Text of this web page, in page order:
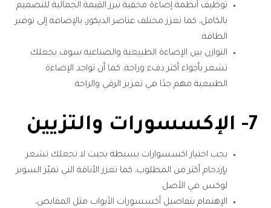
توظيف أنظمة إضاءة مخفية تبرز القيمة الجمالية للتصميم
بالكامل، كما تعزز مختلف عناصر الديكور، بالإضافة إلى توفير
الطاقة.
التوازن بين الإضاءة الطبيعية والصناعية سوف يجعلك
تشعر بأجواء أكثر دفء وراحة، كما أن تواجد الإضاءة
الطبيعية مهم جدًا في تعزيز الرقي والراحة.
7- الإكسسورات والتزيين
يجب اختيار اكسسوارات بسيطة بحيث لا تجعلك تشعر
بإزدحام أكثر من المطلوب، كما تعزز الأناقة التي تميّز السوبر
لوكس في الأصل.
الإهتمام بتفاصيل أكسسورات الأبواب مثل المقابض،